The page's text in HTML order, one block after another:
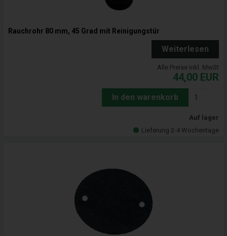
Rauchrohr 80 mm, 45 Grad mit Reinigungstür
Weiterlesen
Alle Preise inkl. MwSt
44,00 EUR
In den warenkorb
Auf lager
Lieferung 2-4 Wochentage